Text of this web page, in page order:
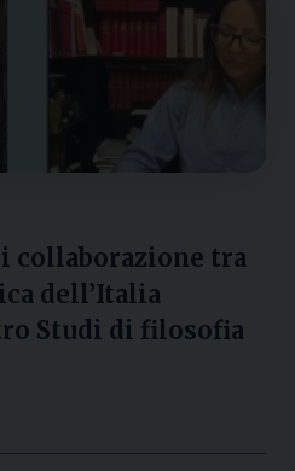
collaborazione tra
dell’Italia
Studi di filosofia